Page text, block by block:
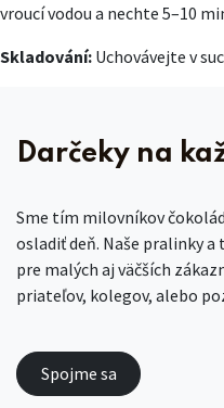
vroucí vodou a nechte 5–10
Skladování: Uchovávejte v
Darčeky na
Sme tím milovníkov
osladiť deň. Naše pralinky
pre malých aj väčších
priateľov, kolegov, alebo
Spojme sa